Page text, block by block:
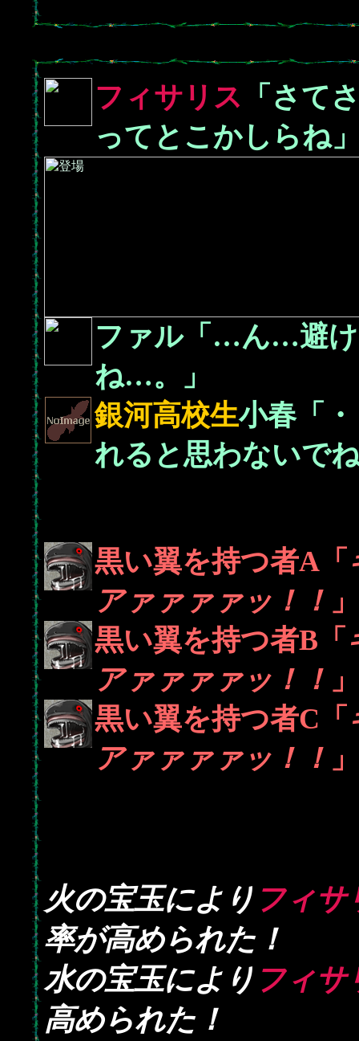
フィサリス 「さて
ってとこかしらね
ファル「…ん…避け
ね…。」
銀河高校生小春「
れると思わないで
黒い翼を持つ者A「
アァァァァッ！！ 」
黒い翼を持つ者B「
アァァァァッ！！ 」
黒い翼を持つ者C「
アァァァァッ！！ 」
火の宝玉により フィサ
率が高められた！
水の宝玉により フィサ
高められた！